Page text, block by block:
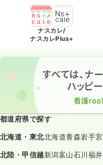
ナスカレ/
ナスカレPlus+
都道府県で探す
北海道・東北北海道青森岩手
北陸・甲信越新潟富山石川福井